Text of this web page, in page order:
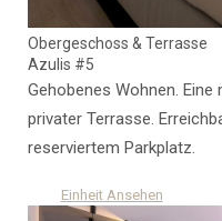
Obergeschoss & Terrasse
Azulis #5
Gehobenes Wohnen.
privater Terrasse.
reserviertem Parkplatz.
Einheit Ansehen